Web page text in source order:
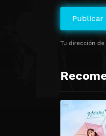
Tu dirección